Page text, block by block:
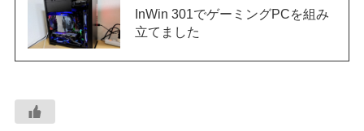
InWin 301でゲーミングPCを組み
立てました